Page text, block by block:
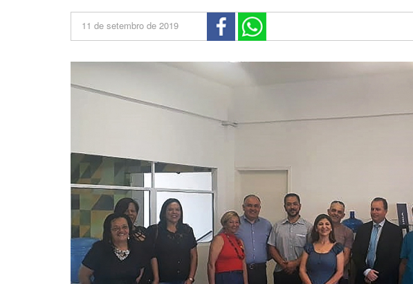
11 de setembro de 2019